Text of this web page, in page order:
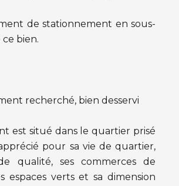
de stationnement en sous-
bien.
recherché, bien desservi
est situé dans le quartier prisé
pour sa vie de quartier,
qualité, ses commerces de
espaces verts et sa dimension